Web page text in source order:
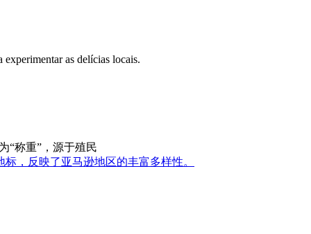
as delícias locais.
“称重”，源于殖民
，反映了亚马逊地区的丰富多样性。